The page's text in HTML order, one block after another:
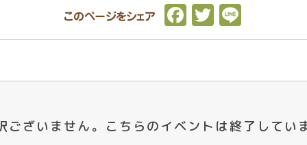
このページをシェア F
a
e
o
T
w
t
r
L
i
e
ございません。 こちらのイベントは終了してい